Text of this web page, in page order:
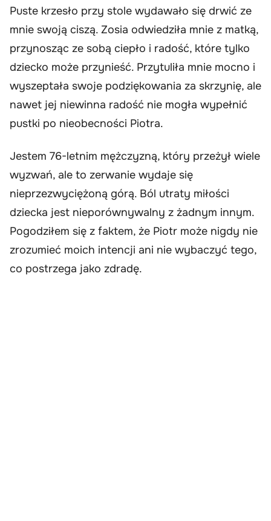
Puste krzesło przy stole wydawało się drwić ze
mnie swoją ciszą. Zosia odwiedziła mnie z matką,
przynosząc ze sobą ciepło i radość, które tylko
dziecko może przynieść. Przytuliła mnie mocno i
wyszeptała swoje podziękowania za skrzynię, ale
nawet jej niewinna radość nie mogła wypełnić
pustki po nieobecności Piotra.
Jestem 76-letnim mężczyzną, który przeżył wiele
wyzwań, ale to zerwanie wydaje się
nieprzezwyciężoną górą. Ból utraty miłości
dziecka jest nieporównywalny z żadnym innym.
Pogodziłem się z faktem, że Piotr może nigdy nie
zrozumieć moich intencji ani nie wybaczyć tego,
co postrzega jako zdradę.